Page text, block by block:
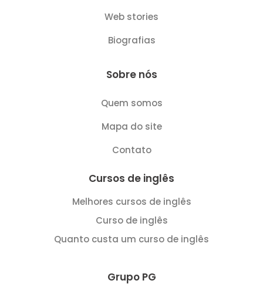
Web stories
Biografias
Sobre nós
Quem somos
Mapa do site
Contato
Cursos de inglês
Melhores cursos de inglês
Curso de inglês
Quanto custa um curso de inglês
Grupo PG